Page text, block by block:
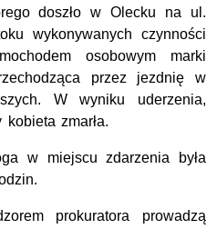
doszło w Olecku na ul.
wykonywanych czynności
osobowym marki
przez jezdnię w
W wyniku uderzenia,
kobieta zmarła.
w miejscu zdarzenia była
prokuratora prowadzą